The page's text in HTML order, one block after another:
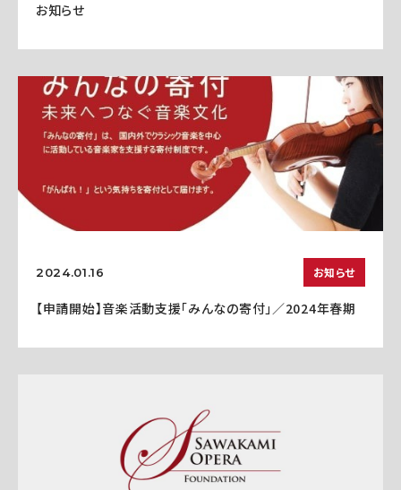
お知らせ
2024.01.16 お知らせ
【申請開始】音楽活動支援「みんなの寄付」／2024年春期